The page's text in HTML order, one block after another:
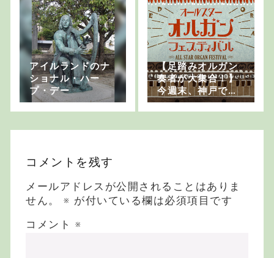
アイルランドのナ
ショナル・ハー
プ・デー
【足踏みオルガン
奏者が大集合！】
今週末、神戸でオ
ルガンフェスが開
催されます
コメントを残す
メールアドレスが公開されることはありま
せん。
※ が付いている欄は必須項目です
コメント ※